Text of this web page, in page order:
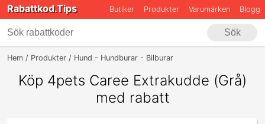
Rabattkod.Tips Butiker Produkter Varumärken Blogg
Sök
Hem Produkter Hund - Hundburar - Bilburar
Köp 4pets Caree Extrakudde (Grå)
med rabatt